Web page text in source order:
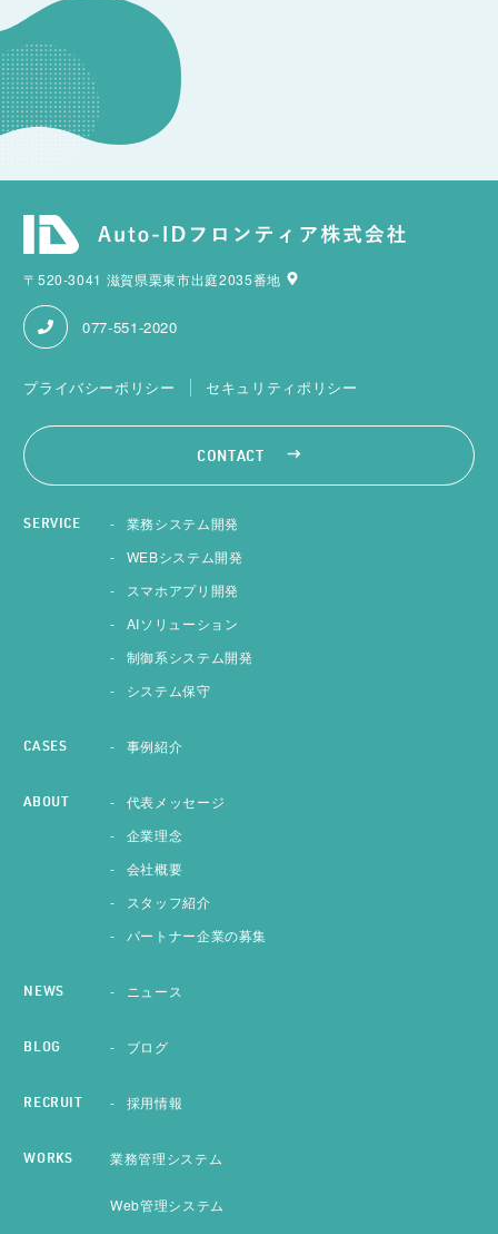
〒520-3041 滋賀県栗東市出庭2035番地
077-551-2020
プライバシーポリシー セキュリティポリシー
CONTACT
SERVICE
業務システム開発
WEBシステム開発
スマホアプリ開発
AIソリューション
制御系システム開発
システム保守
CASES 事例紹介
ABOUT
代表メッセージ
企業理念
会社概要
スタッフ紹介
パートナー企業の募集
NEWS ニュース
BLOG ブログ
RECRUIT 採用情報
WORKS 業務管理システム
Web管理システム